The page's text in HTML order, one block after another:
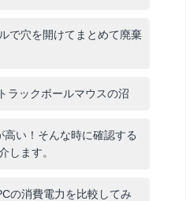
で穴を開けてまとめて廃棄
ラックボールマウスの沼
い！そんな時に確認する
します。
の消費電力を比較してみ